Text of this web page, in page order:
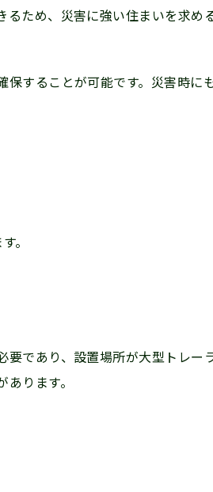
ため、災害に強い住まいを求め
することが可能です。災害時に
。
であり、設置場所が大型トレー
あります。